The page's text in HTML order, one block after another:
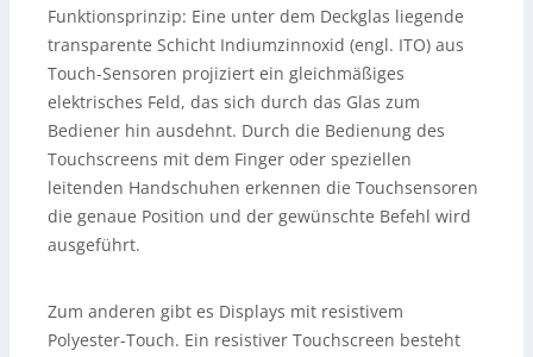
Funktionsprinzip: Eine unter dem Deckglas liegende
transparente Schicht Indiumzinnoxid (engl. ITO) aus
Touch-Sensoren projiziert ein gleichmäßiges
elektrisches Feld, das sich durch das Glas zum
Bediener hin ausdehnt. Durch die Bedienung des
Touchscreens mit dem Finger oder speziellen
leitenden Handschuhen erkennen die Touchsensoren
die genaue Position und der gewünschte Befehl wird
ausgeführt.
Zum anderen gibt es Displays mit resistivem
Polyester-Touch. Ein resistiver Touchscreen besteht